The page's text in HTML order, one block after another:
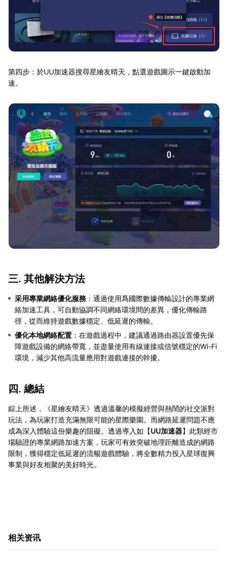
第四步：於UU加速器搜尋星繪友晴天，點選遊戲圖示一鍵啟動加
速。
三. 其他解決方法
采用專業網絡優化服務 ：通過使用爲國際數據傳輸設計的專業網
絡加速工具，可自動協調不同網絡環境間的差異，優化傳輸路
徑，從而維持遊戲數據穩定、低延遲的傳輸。
優化本地網絡配置 ：在遊戲過程中，建議通過路由器設置優先保
障遊戲設備的網絡帶寬，並盡量使用有線連接或信號穩定的Wi-Fi
環境，減少其他高流量應用對遊戲連接的幹擾。
四. 總結
綜上所述，《星繪友晴天》透過溫馨的模擬經營與熱鬧的社交派對
玩法，為玩家打造充滿無限可能的星際樂園。而網路延遲問題不應
成為深入體驗這份樂趣的阻礙。透過導入如【UU加速器】此類經市
場驗證的專業網路加速方案，玩家可有效突破地理距離造成的網路
限制，獲得穩定低延遲的流暢遊戲體驗，將全數精力投入星球復興
事業與好友相聚的美好時光。
相关资讯